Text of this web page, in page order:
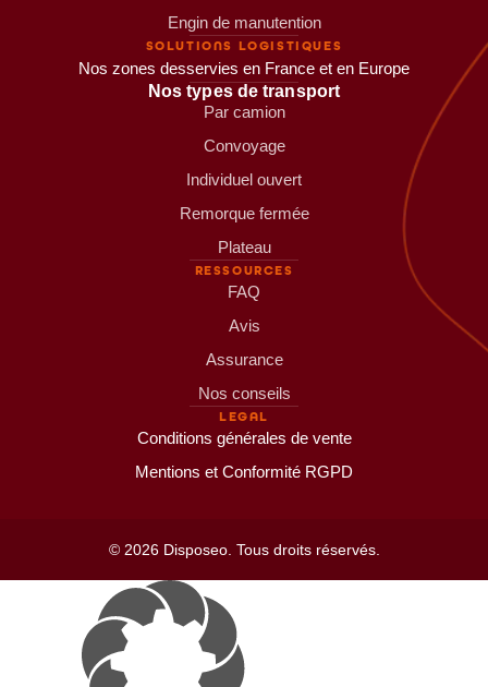
Engin de manutention
SOLUTIONS LOGISTIQUES
Nos zones desservies en France et en Europe
Nos types de transport
Par camion
Convoyage
Individuel ouvert
Remorque fermée
Plateau
RESSOURCES
FAQ
Avis
Assurance
Nos conseils
LEGAL
Conditions générales de vente
Mentions et Conformité RGPD
© 2026 Disposeo. Tous droits réservés.